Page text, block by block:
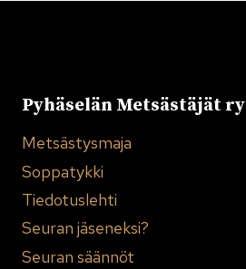
Pyhäselän Metsästäjät ry
Metsästysmaja
Soppatykki
Tiedotuslehti
Seuran jäseneksi?
Seuran säännöt